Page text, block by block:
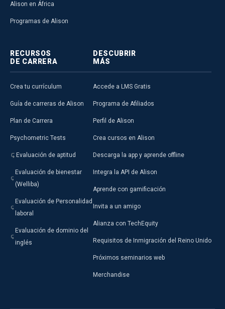
Alison en África
Programas de Alison
RECURSOS
DE CARRERA
Crea tu currículum
Guía de carreras de Alison
Plan de Carrera
Psychometric Tests
Evaluación de aptitud
Evaluación de bienestar
(Welliba)
Evaluación de Personalidad
laboral
Evaluación de dominio del
inglés
DESCUBRIR
MÁS
Accede a LMS Gratis
Programa de Afiliados
Perfil de Alison
Crea cursos en Alison
Descarga la app y aprende offline
Integra la API de Alison
Aprende con gamificación
Invita a un amigo
Alianza con TechEquity
Requisitos de Inmigración del Reino Unido
Próximos seminarios web
Merchandise